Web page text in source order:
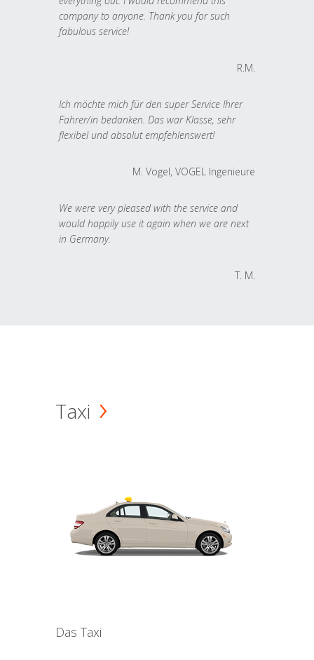
company to anyone. Thank you for such
fabulous service!
R.M.
Ich möchte mich für den super Service Ihrer
Fahrer/in bedanken. Das war Klasse, sehr
flexibel und absolut empfehlenswert!
M. Vogel, VOGEL Ingenieure
We were very pleased with the service and
would happily use it again when we are next
in Germany.
T. M.
Taxi
Das Taxi